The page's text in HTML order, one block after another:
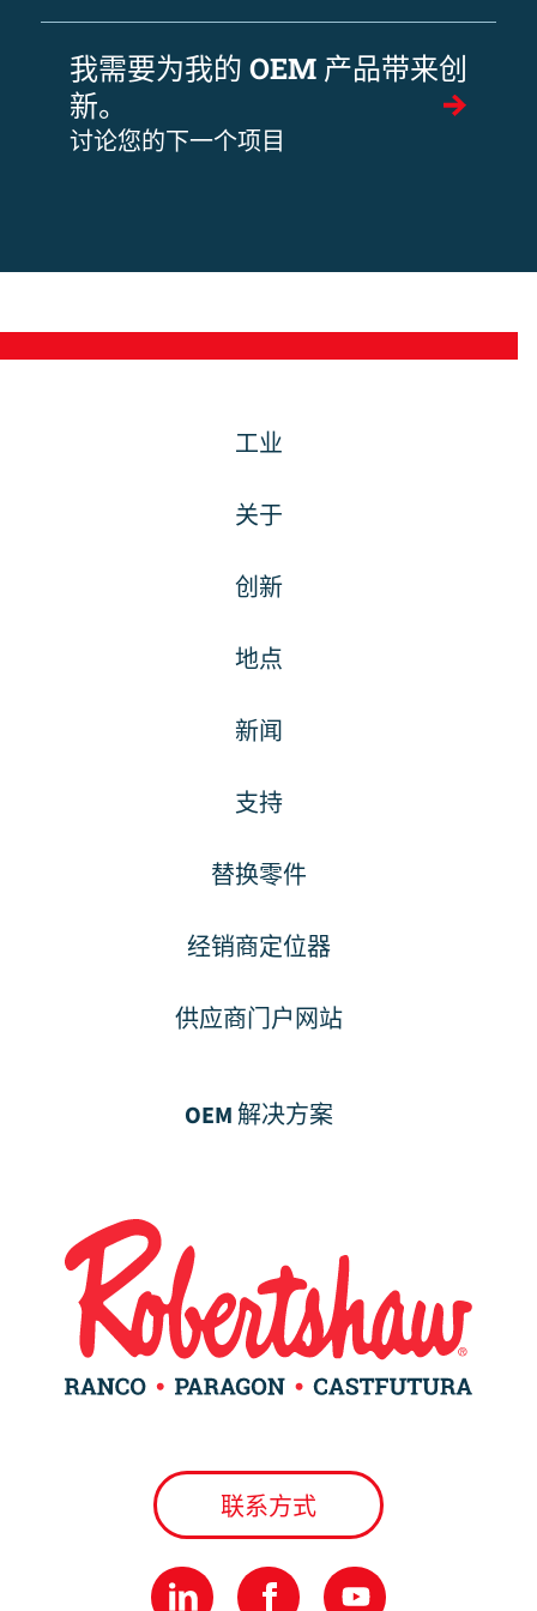
我需要为我的 OEM 产品带来创
新。
讨论您的下一个项目
工业
关于
创新
地点
新闻
支持
替换零件
经销商定位器
供应商门户网站
OEM 解决方案
联系方式